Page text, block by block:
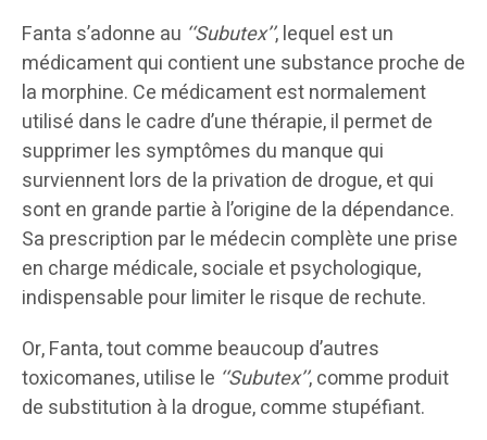
Fanta s’adonne au ‘‘Subutex’’, lequel est un
médicament qui contient une substance proche de
la morphine. Ce médicament est normalement
utilisé dans le cadre d’une thérapie, il permet de
supprimer les symptômes du manque qui
surviennent lors de la privation de drogue, et qui
sont en grande partie à l’origine de la dépendance.
Sa prescription par le médecin complète une prise
en charge médicale, sociale et psychologique,
indispensable pour limiter le risque de rechute.
Or, Fanta, tout comme beaucoup d’autres
toxicomanes, utilise le ‘‘Subutex’’, comme produit
de substitution à la drogue, comme stupéfiant.